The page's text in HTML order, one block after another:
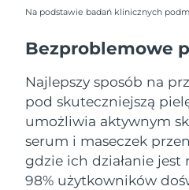
Na podstawie badań klinicznych
Bezproblemowe
Najlepszy sposób na
pod skuteczniejszą
umożliwia aktywnym
serum i maseczek
gdzie ich działanie jest
98% użytkowników
Stany Zjednoczone
Uzbekistan
Wietnam